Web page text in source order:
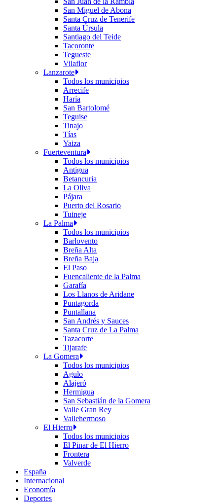
San Miguel de Abona
Santa Cruz de Tenerife
Santa Úrsula
Santiago del Teide
Tacoronte
Tegueste
Vilaflor
Lanzarote
Todos los municipios
Arrecife
Haría
San Bartolomé
Teguise
Tinajo
Tías
Yaiza
Fuerteventura
Todos los municipios
Antigua
Betancuria
La Oliva
Pájara
Puerto del Rosario
Tuineje
La Palma
Todos los municipios
Barlovento
Breña Alta
Breña Baja
El Paso
Fuencaliente de la Palma
Garafía
Los Llanos de Aridane
Puntagorda
Puntallana
San Andrés y Sauces
Santa Cruz de La Palma
Tazacorte
Tijarafe
La Gomera
Todos los municipios
Agulo
Alajeró
Hermigua
San Sebastián de la Gomera
Valle Gran Rey
Vallehermoso
El Hierro
Todos los municipios
El Pinar de El Hierro
Frontera
Valverde
España
Internacional
Economía
Deportes